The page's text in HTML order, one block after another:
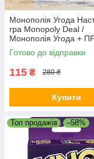
Монополія Угода
гра Monopoly Deal /
Монополія Угода +
УКРАЇНСЬКОЮ
Готово до відправки
115 ₴ 280 ₴
Купити
Топ продажів –58%